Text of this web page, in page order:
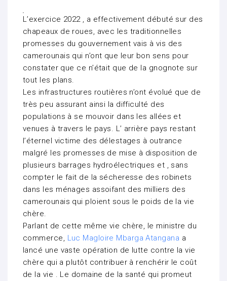
L’exercice 2022 , a effectivement débuté sur des
chapeaux de roues, avec les traditionnelles
promesses du gouvernement vais à vis des
camerounais qui n’ont que leur bon sens pour
constater que ce n’était que de la gnognote sur
tout les plans.
Les infrastructures routières n’ont évolué que de
très peu assurant ainsi la difficulté des
populations à se mouvoir dans les allées et
venues à travers le pays. L’ arrière pays restant
l’éternel victime des délestages à outrance
malgré les promesses de mise à disposition de
plusieurs barrages hydroélectriques et , sans
compter le fait de la sécheresse des robinets
dans les ménages assoifant des milliers des
camerounais qui ploient sous le poids de la vie
chère.
Parlant de cette même vie chère, le ministre du
commerce, Luc Magloire Mbarga Atangana a
lancé une vaste opération de lutte contre la vie
chère qui a plutôt contribuer à renchérir le coût
de la vie . Le domaine de la santé qui promeut